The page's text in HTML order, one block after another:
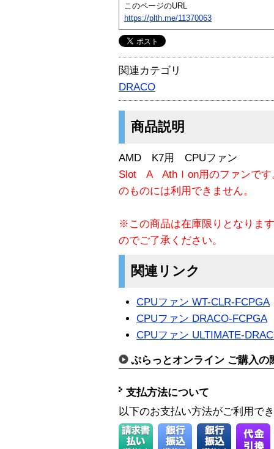
このページのURL
https://plth.me/11370063
関連カテゴリ
DRACO
商品説明
AMD K7用 CPUファン
Slot A Athｌon用のファンです
のものには利用できません。
※この商品は在庫限りとなりま
のでご了承ください。
関連リンク
CPUファン WT-CLR-FCPGA
CPUファン DRACO-FCPGA
CPUファン ULTIMATE-
ぷらっとオンライン ご購入の
支払方法について
以下のお支払い方法がご利用で